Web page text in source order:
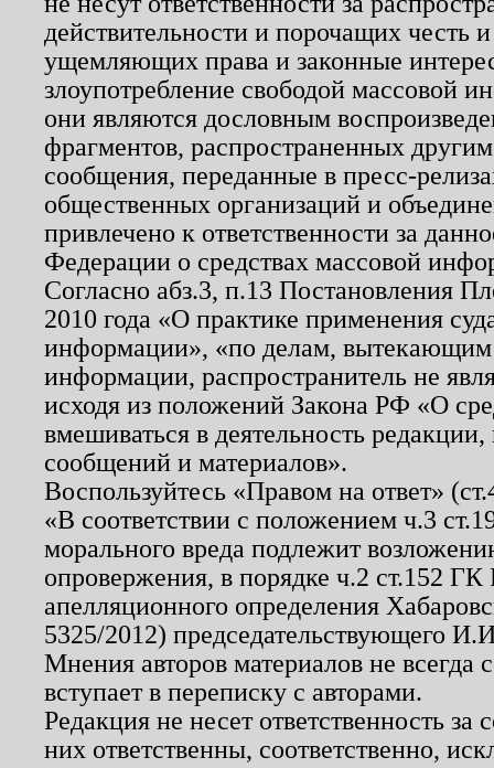
действительности и порочащих честь
ущемляющих права и законные
злоупотребление свободой массовой
они являются дословным
фрагментов, распространенных
сообщения, переданные в пресс-
общественных организаций и
привлечено к ответственности за
Федерации о средствах массовой
Согласно абз.3, п.13 Постановления
2010 года «О практике применения
информации», «по делам, вытекающим
информации, распространитель не
исходя из положений Закона РФ «О
вмешиваться в деятельность
сообщений и материалов».
Воспользуйтесь «Правом на ответ»
«В соответствии с положением ч.3
морального вреда подлежит
опровержения, в порядке ч.2 ст.152
апелляционного определения
5325/2012) председательствующего
Мнения авторов материалов не
вступает в переписку с авторами.
Редакция не несет ответственность
них ответственны, соответственно,